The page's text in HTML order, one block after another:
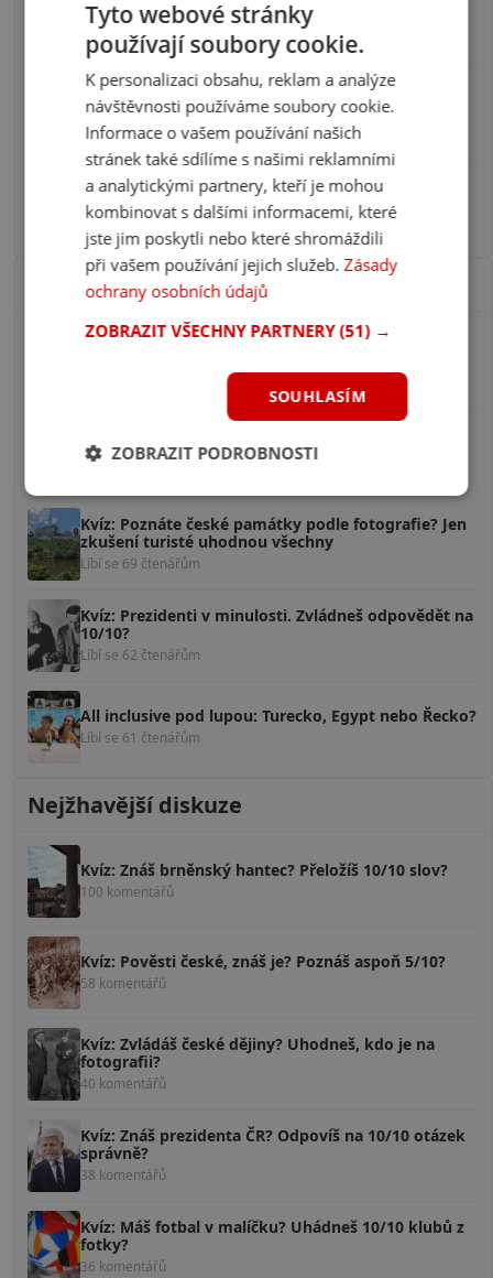
Šmoulové – Magický svět fotky
Pavel Kovář, 3.10.2024
Pohádkový les – Hostivařský lesopark
poctak_poctak, 4.9.2024
Rodinné vinařství Víno Drábek
Patrik, 15.8.2024
Populární příspěvky
České pískovny, u kterých se budete cítit jako u
znalec si vzpomene na 10/10
Kvíz: Poznáte české památky podle fotografie? Jen
zkušení turisté uhodnou všechny
Líbí se 69 čtenářům
Kvíz: Prezidenti v minulosti. Zvládneš odpovědět na
10/10?
Líbí se 62 čtenářům
All inclusive pod lupou: Turecko, Egypt nebo Řecko?
Líbí se 61 čtenářům
Nejžhavější diskuze
Kvíz: Znáš brněnský hantec? Přeložíš 10/10 slov?
100 komentářů
Kvíz: Pověsti české, znáš je? Poznáš aspoň 5/10?
58 komentářů
Kvíz: Zvládáš české dějiny? Uhodneš, kdo je na
fotografii?
40 komentářů
Kvíz: Znáš prezidenta ČR? Odpovíš na 10/10 otázek
správně?
38 komentářů
Kvíz: Máš fotbal v malíčku? Uhádneš 10/10 klubů z
fotky?
36 komentářů
Tyto webové stránky
používají soubory cookie.
K personalizaci obsahu, reklam a analýze
návštěvnosti používáme soubory cookie.
Informace o vašem používání našich
stránek také sdílíme s našimi reklamními
a analytickými partnery, kteří je mohou
kombinovat s dalšími informacemi, které
jste jim poskytli nebo které shromáždili
při vašem používání jejich služeb.Zásady
ochrany osobních údajů
ZOBRAZIT VŠECHNY PARTNERY(51) →
SOUHLASÍM
ZOBRAZIT PODROBNOSTI